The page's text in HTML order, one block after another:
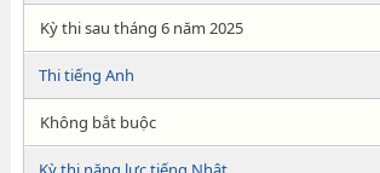
Kỳ thi sau tháng 6 năm 2025
Thi tiếng Anh
Không bắt buộc